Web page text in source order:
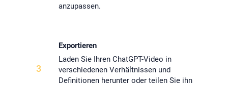
anzupassen.
3
Exportieren
Laden Sie Ihren ChatGPT-Video in
verschiedenen Verhältnissen und
Definitionen herunter oder teilen Sie ihn